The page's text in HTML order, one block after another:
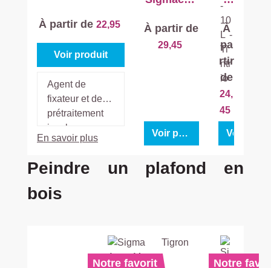
À partir de 22,95
Voir produit
Agent de
fixateur et de
prétraitement
incolore en
phase aqueuse
et l’extérieur, à
base de
dispersion
En savoir plus
Opaque
À partir de
29,45
Voir produit
Pe
rfe
ct
Ma
tt
À
pa
rtir
de
24,
45
Voir
Ignorer la galerie de produits
Peindre un plafond en
bois
Notre favorit Notre